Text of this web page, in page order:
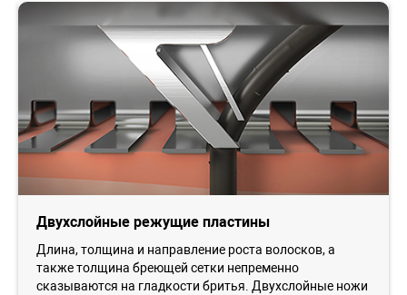
Двухслойные режущие пластины
Длина, толщина и направление роста волосков, а
также толщина бреющей сетки непременно
сказываются на гладкости бритья. Двухслойные ножи